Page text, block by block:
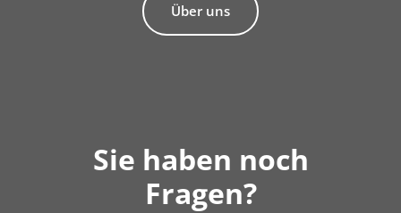
Über uns
Sie haben noch
Fragen?